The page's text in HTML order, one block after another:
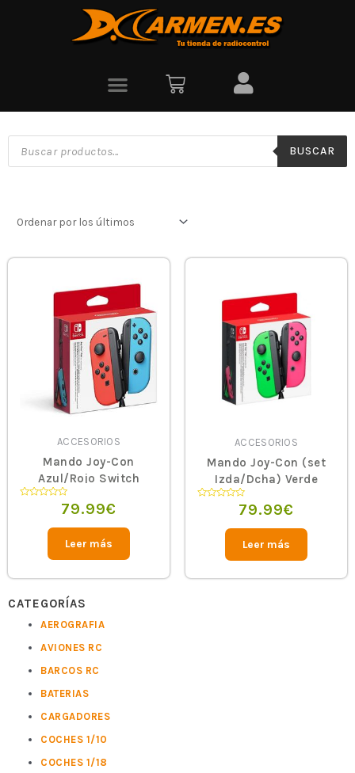
BUSCAR
CATEGORÍAS
AEROGRAFIA
AVIONES RC
BARCOS RC
BATERIAS
CARGADORES
COCHES 1/10
COCHES 1/18
ACCESORIOS
Mando Joy-Con
Azul/Rojo Switch
79.99€
Leer más
ACCESORIOS
Mando Joy-Con (set
Izda/Dcha) Verde
Neón/Rosa Neón
79.99€
Leer más